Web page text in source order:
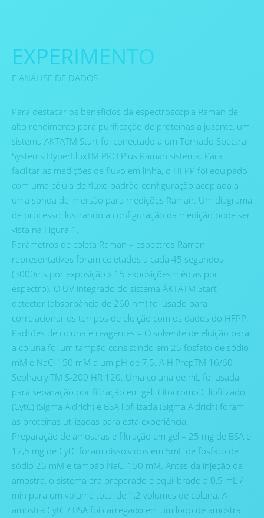
EXPERIMENTO
E ANÁLISE DE DADOS
Para destacar os benefícios da espectroscopia Raman de
alto rendimento para purificação de proteínas a jusante, um
sistema ÄKTATM Start foi conectado a um Tornado Spectral
Systems HyperFluxTM PRO Plus Raman sistema. Para
facilitar as medições de fluxo em linha, o HFPP foi equipado
com uma célula de fluxo padrão configuração acoplada a
uma sonda de imersão para medições Raman. Um diagrama
de processo ilustrando a configuração da medição pode ser
vista na Figura 1.
Parâmetros de coleta Raman – espectros Raman
representativos foram coletados a cada 45 segundos
(3000ms por exposição x 15 exposições médias por
espectro). O UV integrado do sistema ÄKTATM Start
detector (absorbância de 260 nm) foi usado para
correlacionar os tempos de eluição com os dados do HFPP.
Padrões de coluna e reagentes – O solvente de eluição para
a coluna foi um tampão consistindo em 25 fosfato de sódio
mM e NaCl 150 mM a um pH de 7,5. A HiPrepTM 16/60
SephacrylTM S-200 HR 120. Uma coluna de mL foi usada
para separação por filtração em gel. Citocromo C liofilizado
(CytC) (Sigma Aldrich) e BSA liofilizada (Sigma Aldrich) foram
as proteínas utilizadas para esta experiência.
Preparação de amostras e filtração em gel – 25 mg de BSA e
12,5 mg de CytC foram dissolvidos em 5mL de fosfato de
sódio 25 mM e tampão NaCl 150 mM. Antes da injeção da
amostra, o sistema era preparado e equilibrado a 0,5 mL /
min para um volume total de 1,2 volumes de coluna. A
amostra CytC / BSA foi carregado em um loop de amostra